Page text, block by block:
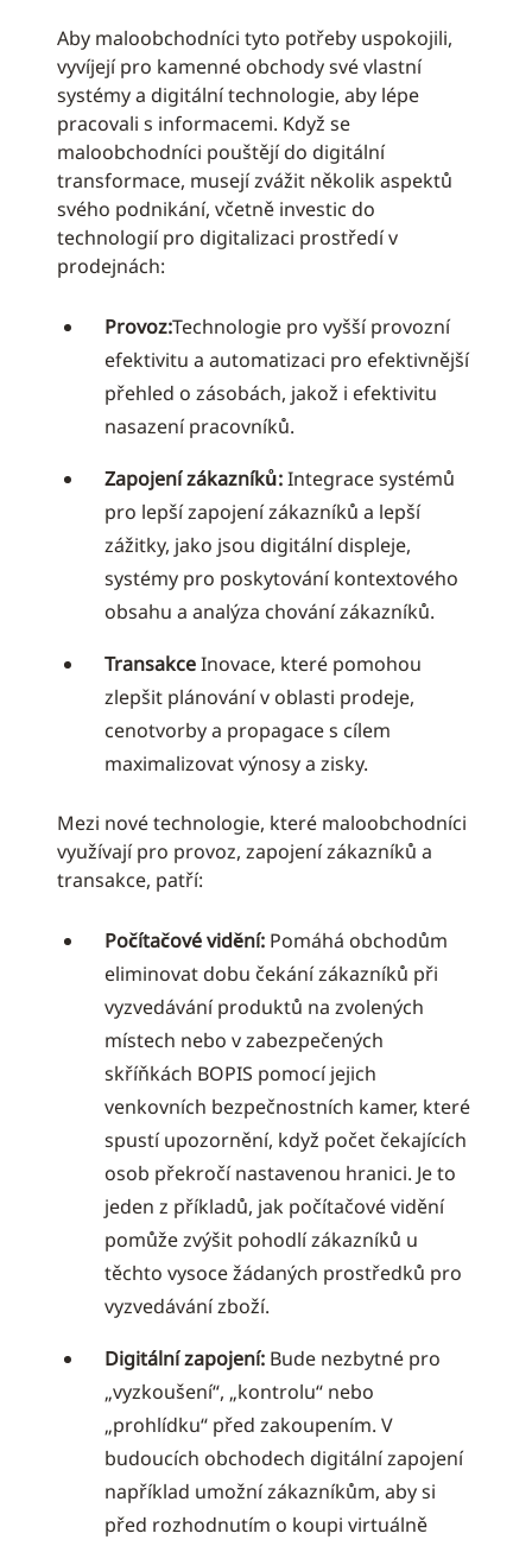
Aby maloobchodníci tyto potřeby uspokojili,
vyvíjejí pro kamenné obchody své vlastní
systémy a digitální technologie, aby lépe
pracovali s informacemi. Když se
maloobchodníci pouštějí do digitální
transformace, musejí zvážit několik aspektů
svého podnikání, včetně investic do
technologií pro digitalizaci prostředí v
prodejnách:
Provoz:Technologie pro vyšší provozní
efektivitu a automatizaci pro efektivnější
přehled o zásobách, jakož i efektivitu
nasazení pracovníků.
Zapojení zákazníků:Integrace systémů
pro lepší zapojení zákazníků a lepší
zážitky, jako jsou digitální displeje,
systémy pro poskytování kontextového
obsahu a analýza chování zákazníků.
TransakceInovace, které pomohou
zlepšit plánování v oblasti prodeje,
cenotvorby a propagace s cílem
maximalizovat výnosy a zisky.
Mezi nové technologie, které maloobchodníci
využívají pro provoz, zapojení zákazníků a
transakce, patří:
Počítačové vidění: Pomáhá obchodům
eliminovat dobu čekání zákazníků při
vyzvedávání produktů na zvolených
místech nebo v zabezpečených
skříňkách BOPIS pomocí jejich
venkovních bezpečnostních kamer, které
spustí upozornění, když počet čekajících
osob překročí nastavenou hranici. Je to
jeden z příkladů, jak počítačové vidění
pomůže zvýšit pohodlí zákazníků u
těchto vysoce žádaných prostředků pro
vyzvedávání zboží.
Digitální zapojení: Bude nezbytné pro
„vyzkoušení“, „kontrolu“ nebo
„prohlídku“ před zakoupením. V
budoucích obchodech digitální zapojení
například umožní zákazníkům, aby si
před rozhodnutím o koupi virtuálně